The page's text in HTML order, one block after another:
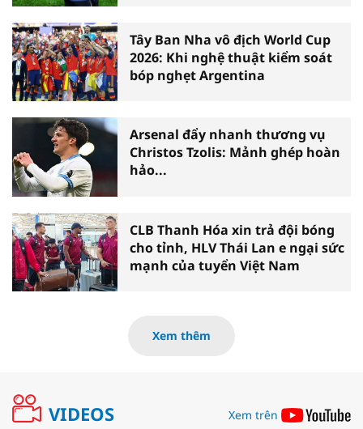
Tây Ban Nha vô địch World Cup
2026: Khi nghệ thuật kiểm soát
bóp nghẹt Argentina
Arsenal đẩy nhanh thương vụ
Christos Tzolis: Mảnh ghép hoàn
hảo...
CLB Thanh Hóa xin trả đội bóng
cho tỉnh, HLV Thái Lan e ngại sức
mạnh của tuyển Việt Nam
Xem thêm
VIDEOS Xem trên